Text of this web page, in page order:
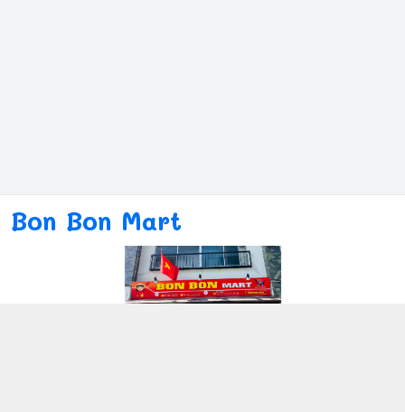
Bon Bon Mart